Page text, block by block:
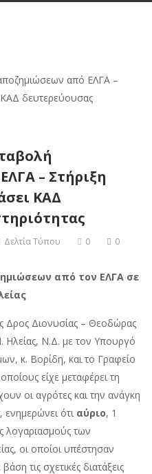
– Στήριξη
ΚΑΔ
Δελτία Τύπου 0 0
από τον ΕΛΓΑ σε
Δρος Διονυσίας – Θεοδώρας
Ν.Δ. με τον Υπουργό
κ. Βορίδη, και το Γραφείο
είχε μεταφέρει τη
οι αγρότες και την ανάγκη
ενημερώνει ότι αύριο, 1
λογαριασμούς των
οι οποίοι υπέστησαν
τις σχετικές διατάξεις